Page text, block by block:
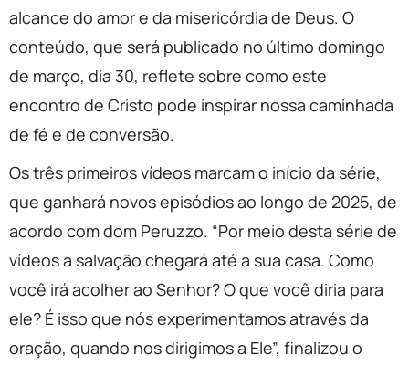
alcance do amor e da misericórdia de Deus. O
conteúdo, que será publicado no último domingo
de março, dia 30, reflete sobre como este
encontro de Cristo pode inspirar nossa caminhada
de fé e de conversão.
Os três primeiros vídeos marcam o início da série,
que ganhará novos episódios ao longo de 2025, de
acordo com dom Peruzzo. “Por meio desta série de
vídeos a salvação chegará até a sua casa. Como
você irá acolher ao Senhor? O que você diria para
ele? É isso que nós experimentamos através da
oração, quando nos dirigimos a Ele”, finalizou o